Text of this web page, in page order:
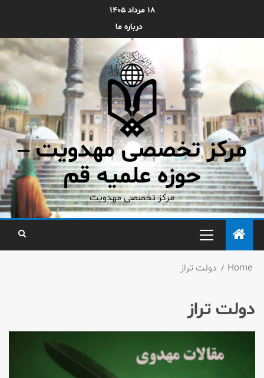
۱۸ مرداد ۱۴۰۵
درباره ما
مرکز تخصصی مهدویت –
حوزه علمیه قم
مرکز تخصصی مهدویت
Home دولت تراز
دولت تراز